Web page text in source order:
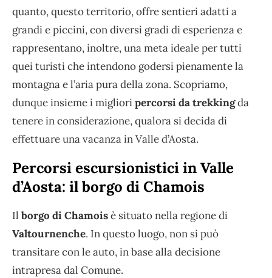
quanto, questo territorio, offre sentieri adatti a
grandi e piccini, con diversi gradi di esperienza e
rappresentano, inoltre, una meta ideale per tutti
quei turisti che intendono godersi pienamente la
montagna e l’aria pura della zona. Scopriamo,
dunque insieme i miglioripercorsi da trekkingda
tenere in considerazione, qualora si decida di
effettuare una vacanza in Valle d’Aosta.
Percorsi escursionistici in Valle
d’Aosta: il borgo di Chamois
Il borgo di Chamoisè situato nella regione di
Valtournenche. In questo luogo, non si può
transitare con le auto, in base alla decisione
intrapresa dal Comune.